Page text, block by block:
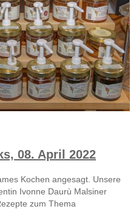
08. April 2022
Kochen angesagt. Unsere
Ivonne Daurù Malsiner
zum Thema